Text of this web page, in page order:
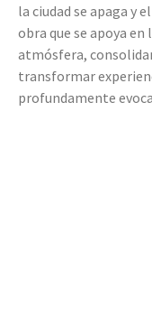
la ciudad se apaga y
obra que se apoya
atmósfera,
transformar
profundamente